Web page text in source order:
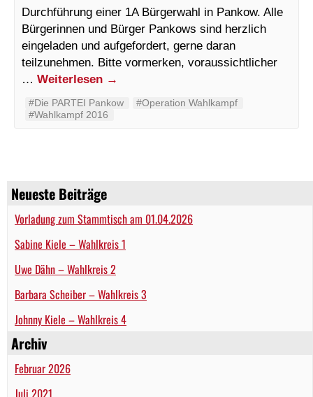
Neueste Beiträge
Vorladung zum Stammtisch am 01.04.2026
Sabine Kiele – Wahlkreis 1
Uwe Dähn – Wahlkreis 2
Barbara Scheiber – Wahlkreis 3
Johnny Kiele – Wahlkreis 4
Archiv
Februar 2026
Juli 2021
Durchführung einer 1A Bürgerwahl in Pankow. Alle
Bürgerinnen und Bürger Pankows sind herzlich
eingeladen und aufgefordert, gerne daran
teilzunehmen. Bitte vormerken, voraussichtlicher
… Weiterlesen →
#Die PARTEI Pankow
#Operation Wahlkampf
#Wahlkampf 2016